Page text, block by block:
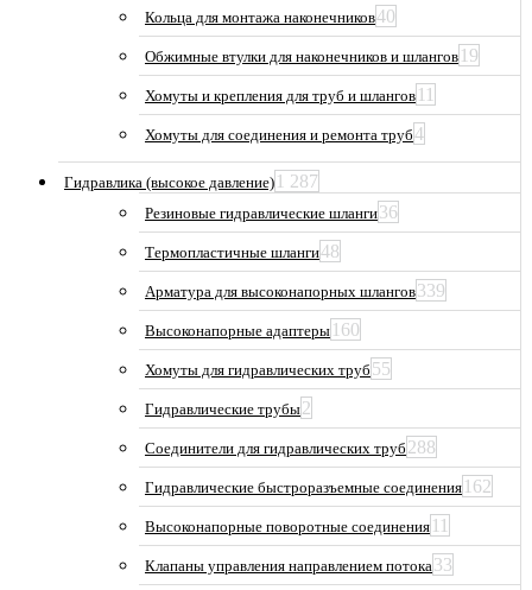
Кольца для монтажа наконечников40
Обжимные втулки для наконечников и шлангов 19
Хомуты и крепления для труб и шлангов 11
Хомуты для соединения и ремонта труб4
Гидравлика (высокое давление) 1 287
Резиновые гидравлические шланги36
Термопластичные шланги48
Арматура для высоконапорных шлангов339
Высоконапорные адаптеры 160
Хомуты для гидравлических труб 55
Гидравлические трубы2
Соединители для гидравлических труб 288
Гидравлические быстроразъемные соединения 162
Высоконапорные поворотные соединения 11
Клапаны управления направлением потока33